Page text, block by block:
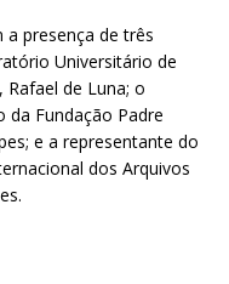
presença de três
Universitário de
Rafael de Luna; o
Fundação Padre
e a representante do
dos Arquivos